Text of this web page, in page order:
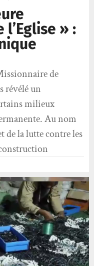
» :
de
révélé un
milieux
Au nom
de la lutte contre les